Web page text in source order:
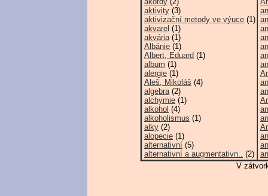
aktivity (3)
aktivizační metody ve výuce (1)
akvarel (1)
akvária(1)
Albánie (1)
Albert, Eduard (1)
album (1)
alergie (1)
Aleš, Mikoláš (4)
algebra(2)
alchymie (1)
alkohol (4)
alkoholismus (1)
alky (2)
alopecie (1)
alternativní (5)
alternativní a augmentativn.. (2)
V